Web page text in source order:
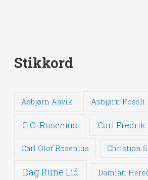
Stikkord
Asbjørn Aavik Asbjørn Fossli
C.O. Rosenius Carl
Carl Olof Rosenius Christian
Dag Rune Lid Damian